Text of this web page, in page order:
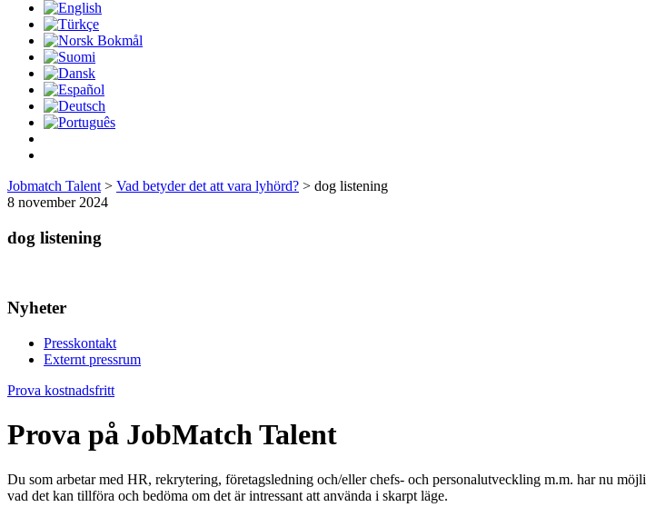
Jobmatch Talent > Vad betyder det att vara lyhörd? > dog listening
8 november 2024
dog listening
Nyheter
Presskontakt
Externt pressrum
Prova kostnadsfritt
Prova på JobMatch Talent
Du som arbetar med HR, rekrytering, företagsledning och/eller chefs- och personalutveckling m.m. har nu
vad det kan tillföra och bedöma om det är intressant att använda i skarpt läge.